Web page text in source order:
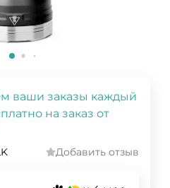
ваши заказы каждый
на заказ от
Добавить отзыв